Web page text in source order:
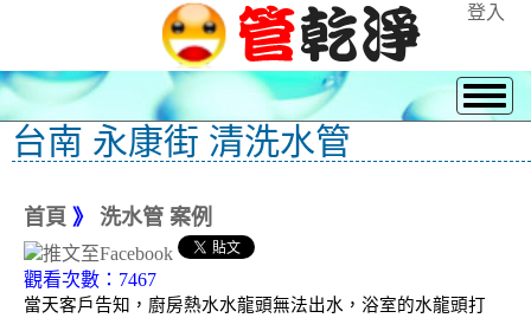
登入
台南 永康街 清洗水管
首頁 》 洗水管 案例
觀看次數：7467
當天客戶告知，廚房熱水水龍頭無法出水，浴室的水龍頭打